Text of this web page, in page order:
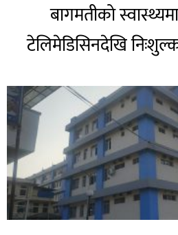
बागमतीको
टेलिमेडिसिनदेखि